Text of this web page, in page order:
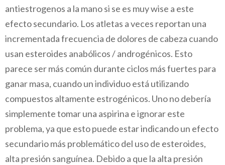
antiestrogenos a la mano si se es muy wise a este
efecto secundario. Los atletas a veces reportan una
incrementada frecuencia de dolores de cabeza cuando
usan esteroides anabólicos / androgénicos. Esto
parece ser más común durante ciclos más fuertes para
ganar masa, cuando un individuo está utilizando
compuestos altamente estrogénicos. Uno no debería
simplemente tomar una aspirina e ignorar este
problema, ya que esto puede estar indicando un efecto
secundario más problemático del uso de esteroides,
alta presión sanguínea. Debido a que la alta presión